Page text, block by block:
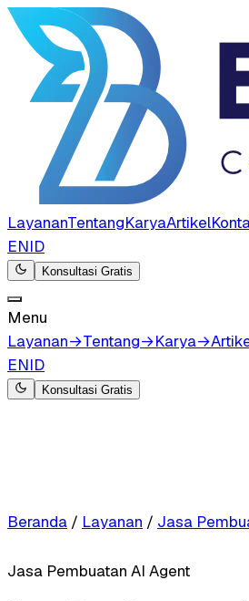
LayananTentangKaryaArtikel
ENID
Konsultasi Gratis
Menu
Layanan→Tentang→Karya→
ENID
Konsultasi Gratis
Beranda / Layanan / Jasa
Jasa Pembuatan AI Agent